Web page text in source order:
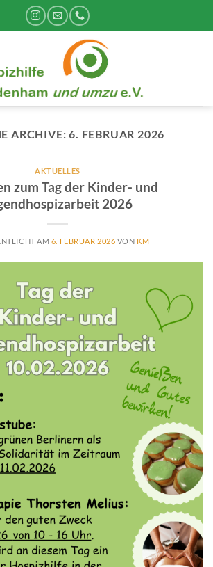
ARCHIVE:6. FEBRUAR 2026
AKTUELLES
zum Tag der Kinder- und
2026
AM 6. FEBRUAR 2026 VON KM